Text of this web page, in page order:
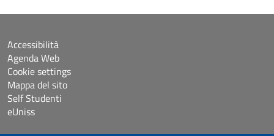
Accessibilità
Agenda Web
Cookie settings
Mappa del sito
Self Studenti
eUniss